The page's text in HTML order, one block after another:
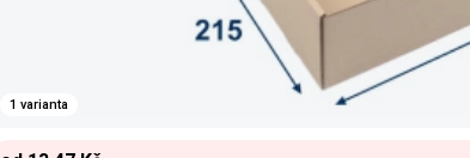
1 varianta